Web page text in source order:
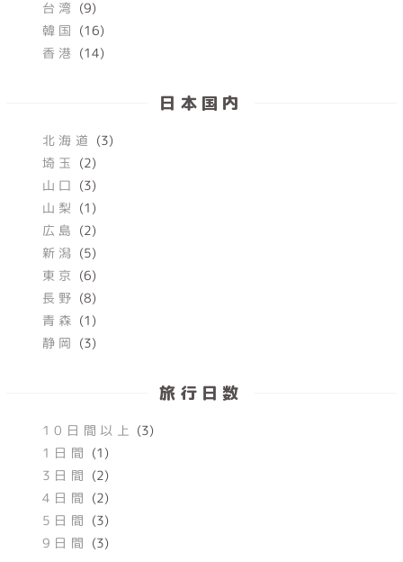
台湾 (9)
韓国 (16)
香港 (14)
日本国内
北海道 (3)
埼玉 (2)
山口 (3)
山梨 (1)
広島 (2)
新潟 (5)
東京 (6)
長野 (8)
青森 (1)
静岡 (3)
旅行日数
10日間以上 (3)
1日間 (1)
3日間 (2)
4日間 (2)
5日間 (3)
9日間 (3)